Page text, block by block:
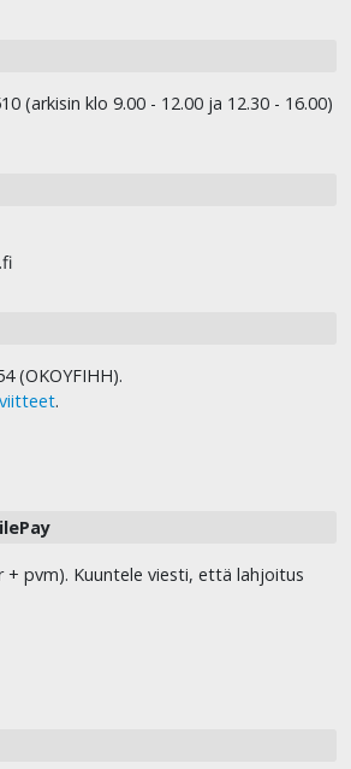
(arkisin klo 9.00 - 12.00 ja 12.30 - 16.00)
(OKOYFIHH).
.
+ pvm). Kuuntele viesti, että lahjoitus